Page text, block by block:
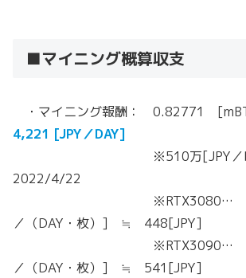
■マイニング概算収支
・マイニング報酬： 0.82771
4,221 [JPY／DAY]
※510万[JPY／
2022/4/22
※RTX3080…
／（DAY・枚）] ≒ 448[JPY]
※RTX3090…
／（DAY・枚）] ≒ 541[JPY]